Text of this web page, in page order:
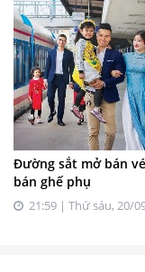
Đường sắt mở bán
bán ghế phụ
21:59 | Thứ sáu, 20/